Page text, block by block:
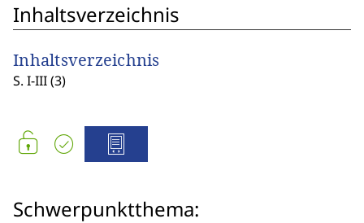
Inhaltsverzeichnis
Inhaltsverzeichnis
S. I-III (3)
Schwerpunktthema: